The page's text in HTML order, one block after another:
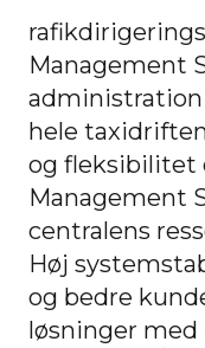
Management
hele
og fleksibilitet
Management
centralens
Høj
og bedre
løsninger